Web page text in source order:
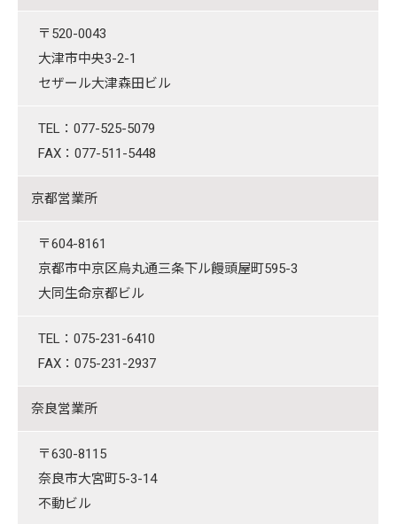
〒520-0043
大津市中央3-2-1
セザール大津森田ビル
TEL：077-525-5079
FAX：077-511-5448
京都営業所
〒604-8161
京都市中京区烏丸通三条下ル饅頭屋町595-3
大同生命京都ビル
TEL：075-231-6410
FAX：075-231-2937
奈良営業所
〒630-8115
奈良市大宮町5-3-14
不動ビル